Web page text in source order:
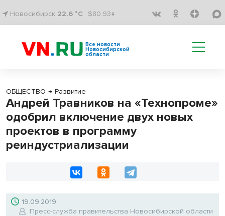
Новосибирск 22.6 °C $80.93↓
Все новости
Новосибирской
области
ОБЩЕСТВО → Развитие
Андрей Травников на «Технопроме»
одобрил включение двух новых
проектов в программу
реиндустриализации
19.09.2019
Пресс-служба правительства Новосибирской области